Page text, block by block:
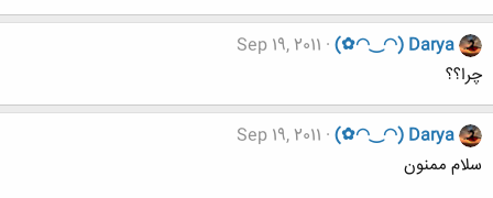
(✿◠‿◠) Darya
Sep 19, 2011
چرا؟؟
(✿◠‿◠) Darya
Sep 19, 2011
سلام ممنون